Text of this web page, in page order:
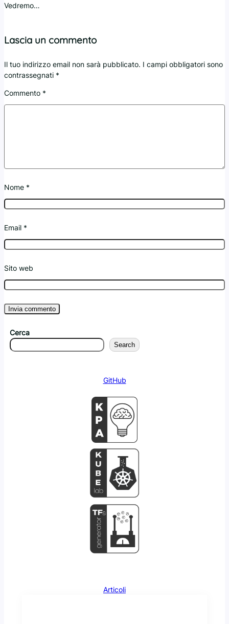
Vedremo…
Lascia un commento
Il tuo indirizzo email non sarà pubblicato. I campi obbligatori sono
contrassegnati *
Commento *
Nome *
Email *
Sito web
Cerca
Search
GitHub
Articoli